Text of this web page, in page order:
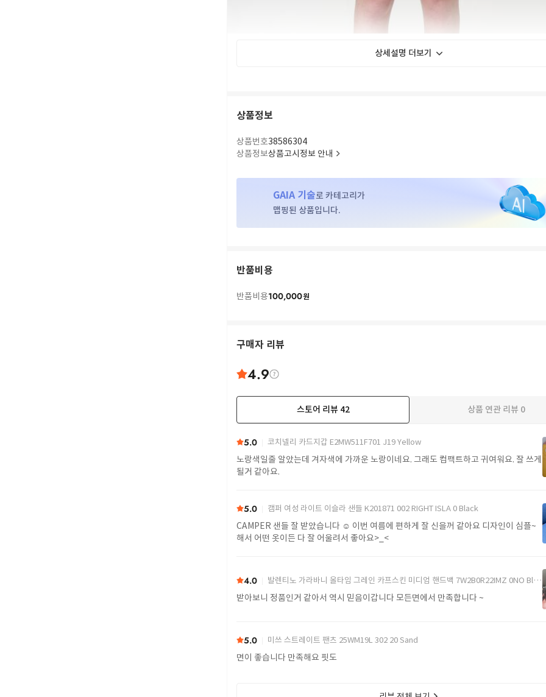
상세설명 더보기
상품정보
상품번호38586304
상품정보상품고시정보 안내
GAIA 기술로 카테고리가
맵핑된 상품입니다.
반품비용
반품비용100,000원
구매자 리뷰
4.9
스토어 리뷰 42 상품 연관 리뷰 0
5.0 코치넬리 카드지갑 E2MW511F701 J19 Yellow
노랑색일줄 알았는데 겨자색에 가까운 노랑이네요. 그래도 컴팩트하고 귀여워요. 잘 쓰게
될거 같아요.
5.0 캠퍼 여성 라이트 이슬라 샌들 K201871 002 RIGHT ISLA 0 Black
CAMPER 샌들 잘 받았습니다 ☺️ 이번 여름에 편하게 잘 신을꺼 같아요 디자인이 심플~
해서 어떤 옷이든 다 잘 어울려서 좋아요>_<
4.0 발렌티노 가라바니 올타임 그레인 카프스킨 미디엄 핸드백 7W2B0R22IMZ 0NO Black
받아보니 정품인거 같아서 역시 믿음이갑니다 모든면에서 만족합니다 ~
5.0 미쓰 스트레이트 팬츠 25WM19L 302 20 Sand
면이 좋습니다 만족해요 핏도